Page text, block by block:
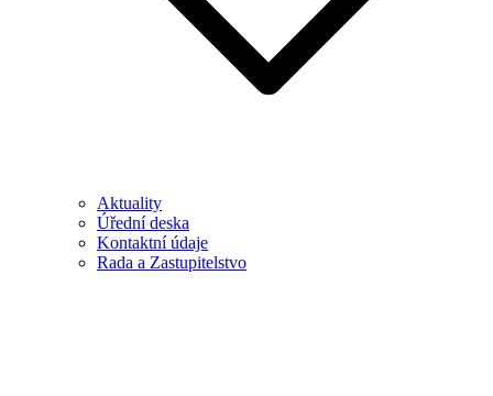
Aktuality
Úřední deska
Kontaktní údaje
Rada a Zastupitelstvo